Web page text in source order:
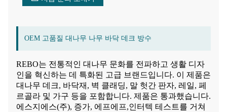
OEM 고품질 대나무 나무 바닥 데크 방수
REBO는 전통적인 대나무 문화를 전파하고 생활 디자
인을 혁신하는 데 특화된 고급 브랜드입니다. 이 제품은
대나무 데크, 바닥재, 벽 클래딩, 말 헛간 판자, 레일, 페
르골라 및 가구 등을 포함합니다. 제품은 통과했습니다.
에스지에스(주), 증가, 에프에프,인터텍 테스트를 거쳐